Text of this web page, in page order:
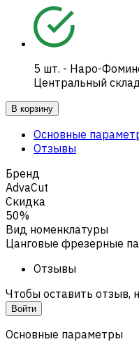
5 шт. - Наро-
Центральный
В корзину
Основные
Отзывы
Бренд
AdvaCut
Скидка
50%
Вид номенклатуры
Цанговые фрезерные
Отзывы
Чтобы оставить отзыв,
Войти
Основные параметры